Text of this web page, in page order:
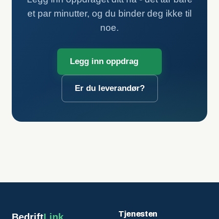
et par minutter, og du binder deg ikke til
noe.
Legg inn oppdrag
Er du leverandør?
Tjenesten